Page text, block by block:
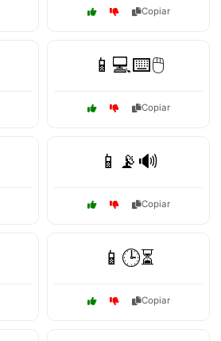
Copiar
📱💻⌨️🖱️
Copiar
📱📡🔊
Copiar
📱🕒⏳
Copiar